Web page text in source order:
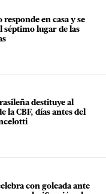
en casa y se
séptimo lugar de las
destituye al
la CBF, días antes del
con goleada ante